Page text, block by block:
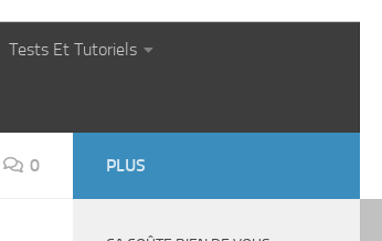
Tests Et Tutoriels
0 PLUS